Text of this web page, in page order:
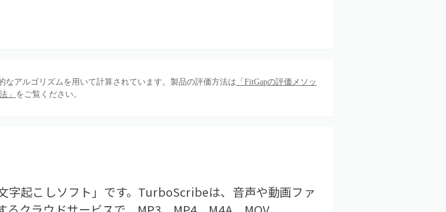
アルゴリズムを用いて計算されています。製品の評価方法は 「FitGapの評価メソッ
」 をご覧ください。
起こしソフト」です。TurboScribeは、音声や動画ファ